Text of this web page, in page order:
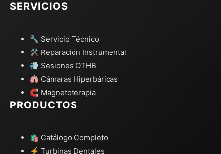
SERVICIOS
🔧 Servicio Técnico
🛠️ Reparación Instrumental
💨 Sesiones OTHB
🫁 Cámaras Hiperbáricas
🧲 Magnetoterapia
PRODUCTOS
🛍️ Catálogo Completo
⚡ Turbinas Dentales